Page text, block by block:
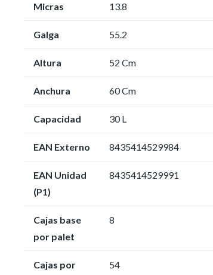
Micras 13.8
Galga 55.2
Altura 52 Cm
Anchura 60 Cm
Capacidad 30 L
EAN Externo 8435414529984
EAN Unidad
(P1)
8435414529991
Cajas base
por palet
8
Cajas por
54